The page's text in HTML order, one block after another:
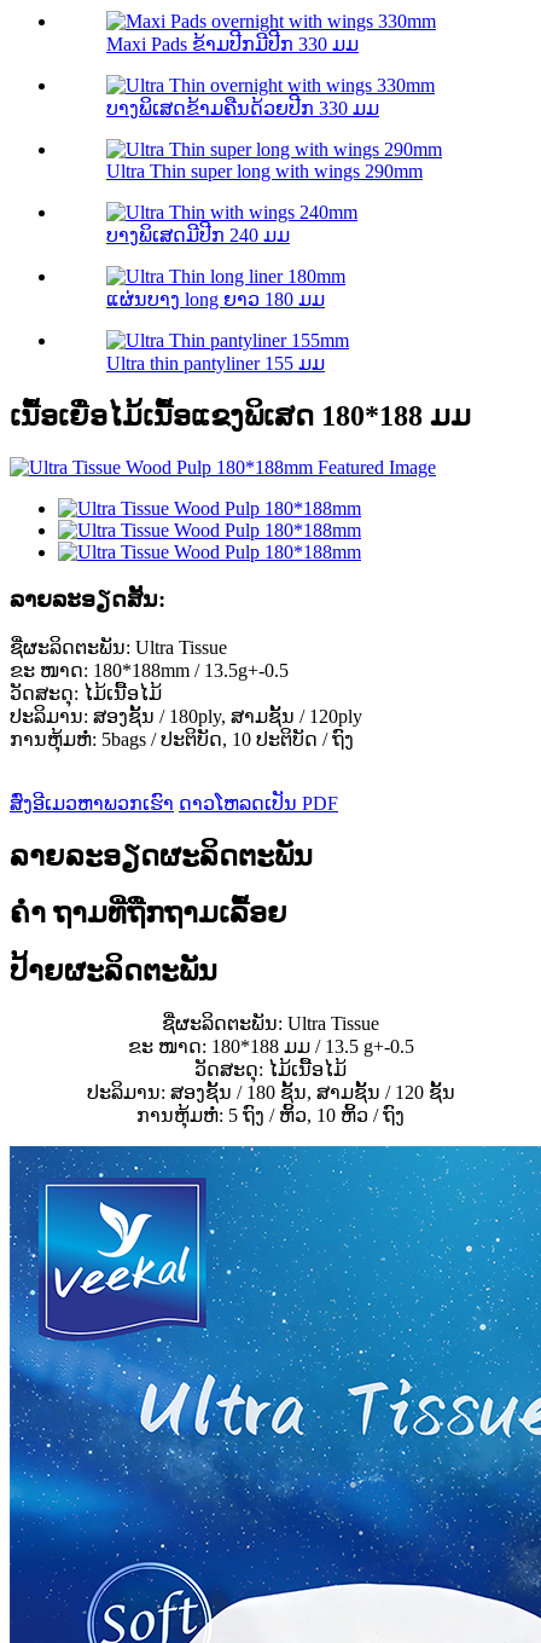
Maxi Pads ຂ້າມປີກມີປີກ 330 ມມ
ບາງພິເສດຂ້າມຄືນດ້ວຍປີກ 330 ມມ
Ultra Thin super long with wings 290mm
ບາງພິເສດມີປີກ 240 ມມ
ແຜ່ນບາງ long ຍາວ 180 ມມ
Ultra thin pantyliner 155 ມມ
ເນື້ອເຍື່ອໄມ້ເນື້ອແຂງພິເສດ 180*188 ມມ
ລາຍລະອຽດສັ້ນ:
ຊື່ຜະລິດຕະພັນ: Ultra Tissue
ຂະ ໜາດ: 180*188mm / 13.5g+-0.5
ວັດສະດຸ: ໄມ້ເນື້ອໄມ້
ປະລິມານ: ສອງຊັ້ນ / 180ply, ສາມຊັ້ນ / 120ply
ການຫຸ້ມຫໍ່: 5bags / ປະຕິບັດ, 10 ປະຕິບັດ / ຖົງ
ສົ່ງອີເມວຫາພວກເຮົາ ດາວໂຫລດເປັນ PDF
ລາຍລະອຽດຜະລິດຕະພັນ
ຄຳ ຖາມທີ່ຖືກຖາມເລື້ອຍ
ປ້າຍຜະລິດຕະພັນ
ຊື່ຜະລິດຕະພັນ: Ultra Tissue
ຂະ ໜາດ: 180*188 ມມ / 13.5 g+-0.5
ວັດສະດຸ: ໄມ້ເນື້ອໄມ້
ປະລິມານ: ສອງຊັ້ນ / 180 ຊັ້ນ, ສາມຊັ້ນ / 120 ຊັ້ນ
ການຫຸ້ມຫໍ່: 5 ຖົງ / ຫິ້ວ, 10 ຫິ້ວ / ຖົງ